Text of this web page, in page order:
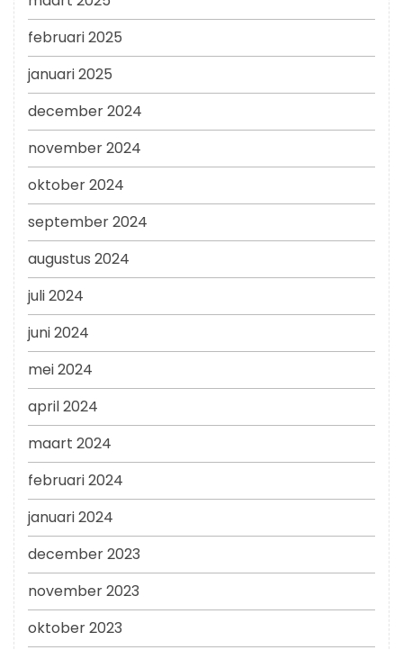
februari 2025
januari 2025
december 2024
november 2024
oktober 2024
september 2024
augustus 2024
juli 2024
juni 2024
mei 2024
april 2024
maart 2024
februari 2024
januari 2024
december 2023
november 2023
oktober 2023